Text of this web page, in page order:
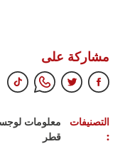
مشاركة على
التصنيفات
:
معلومات
قطر